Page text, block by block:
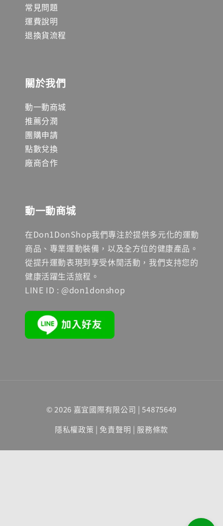
常見問題
運費說明
退換貨流程
關於我們
動一動商城
推薦分潤
團購申請
點數兌換
廠商合作
動一動商城
在Don1DonShop我們專注於提供多元化的運動
商品、專業運動裝備，以及全方位的健康產品。
從提升運動表現到享受休閒活動，我們支持您的
健康活躍生活旅程。
LINE ID : @don1donshop
© 2026 嘉宜國際有限公司 | 54875649
隱私權政策 | 免責聲明 | 服務條款